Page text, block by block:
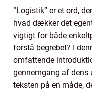
“Logistik” er et ord,
hvad dækker det
vigtigt for både
forstå begrebet? I
omfattende
gennemgang af dens
teksten på en måde,